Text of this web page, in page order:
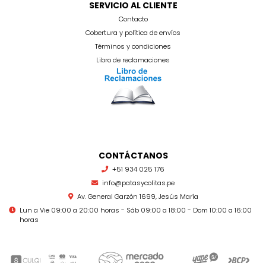
SERVICIO AL CLIENTE
Contacto
Cobertura y política de envíos
Términos y condiciones
Libro de reclamaciones
CONTÁCTANOS
+51 934 025 176
info@patasycolitas.pe
Av. General Garzón 1699, Jesús María
Lun a Vie 09:00 a 20:00 horas - Sáb 09:00 a 18:00 - Dom 10:00 a 16:00
horas